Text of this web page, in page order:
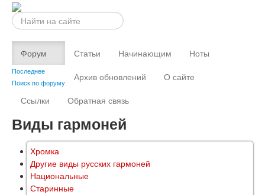
Искать...
Форум
Последнее
Поиск по форуму
Статьи Начинающим
Ноты
Архив обновлений
О сайте
Ссылки
Обратная связь
Виды гармоней
Хромка
Другие виды русских гармоней
Национальные
Старинные